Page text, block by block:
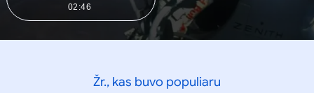
02:46
Žr., kas buvo populiaru